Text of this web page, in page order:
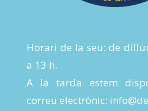
Horari de la seu: de
a 13 h.
A la tarda estem
correu electrònic: